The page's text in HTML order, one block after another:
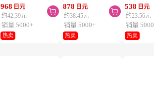
和小熊防晒啫喱 儿
童防晒霜 SPF33／
PA+++ 100g
968 日元
约42.39元

销量 5000+
热卖
18片
878 日元
约38.45元

销量 5000+
热卖
被褥用清
2个装
538 日元
约23.56元
销量
热卖